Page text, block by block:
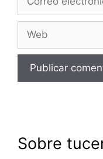
electrónico
Sobre